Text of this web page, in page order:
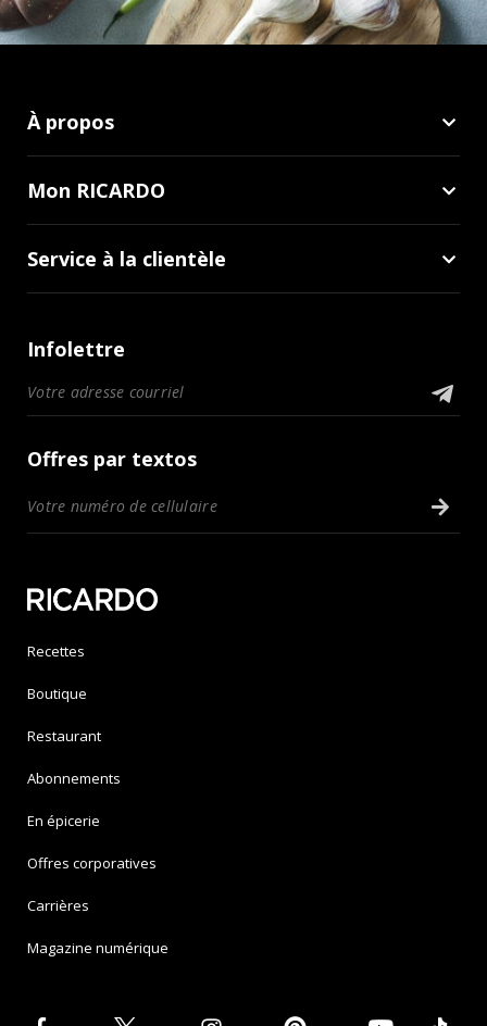
À propos
Mon RICARDO
Service à la clientèle
Infolettre
Offres par textos
Recettes
Boutique
Restaurant
Abonnements
En épicerie
Offres corporatives
Carrières
Magazine numérique